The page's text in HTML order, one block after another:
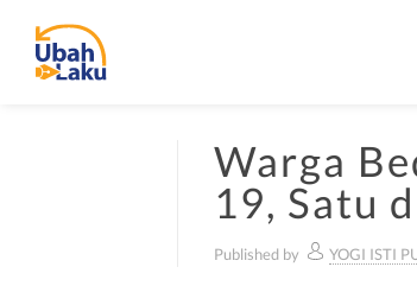
Warga
19, Satu
Published by YOGI ISTI